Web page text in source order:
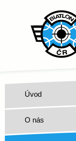
Úvod
O nás